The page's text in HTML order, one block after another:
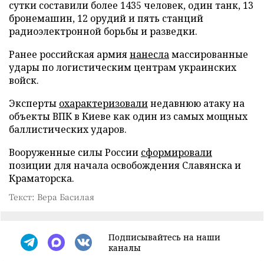
сутки составили более 1435 человек, один танк, 13
бронемашин, 12 орудий и пять станций
радиоэлектронной борьбы и разведки.
Ранее российская армиянанесламассированные
удары по логистическим центрам украинских
войск.
Эксперты охарактеризовалинедавнюю атаку на
объекты ВПК в Киеве как один из самых мощных
баллистических ударов.
Вооруженные силы России сформировали
позиции для начала освобождения Славянска и
Краматорска.
Текст: Вера Басилая
Подписывайтесь на наши
каналы